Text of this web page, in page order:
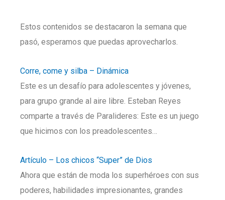
Estos contenidos se destacaron la semana que
pasó, esperamos que puedas aprovecharlos.
Corre, come y silba – Dinámica
Este es un desafío para adolescentes y jóvenes,
para grupo grande al aire libre. Esteban Reyes
comparte a través de Paralideres: Este es un juego
que hicimos con los preadolescentes…
Artículo – Los chicos “Super” de Dios
Ahora que están de moda los superhéroes con sus
poderes, habilidades impresionantes, grandes